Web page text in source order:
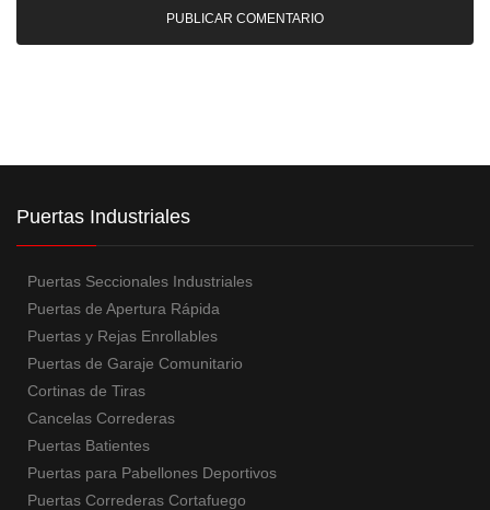
Puertas Industriales
Puertas Seccionales Industriales
Puertas de Apertura Rápida
Puertas y Rejas Enrollables
Puertas de Garaje Comunitario
Cortinas de Tiras
Cancelas Correderas
Puertas Batientes
Puertas para Pabellones Deportivos
Puertas Correderas Cortafuego